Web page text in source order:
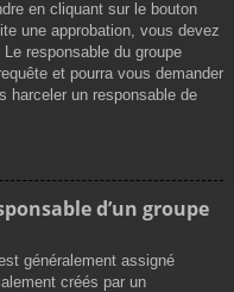
en cliquant sur le bouton
une approbation, vous devez
responsable du groupe
et pourra vous demander
harceler un responsable de
d’un groupe
généralement assigné
créés par un